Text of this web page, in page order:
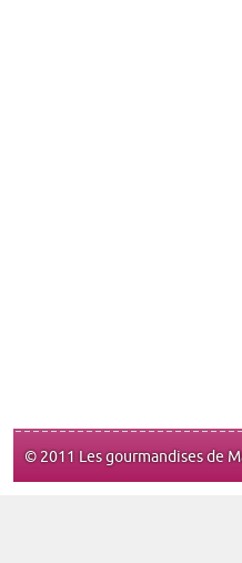
© 2011 Les gourmandises de